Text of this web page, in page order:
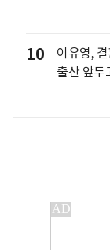
10
이유영,
출산 앞두